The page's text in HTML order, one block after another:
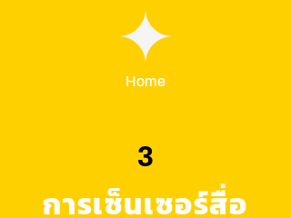
3
Home
การเซ็นเซอร์สื่อ